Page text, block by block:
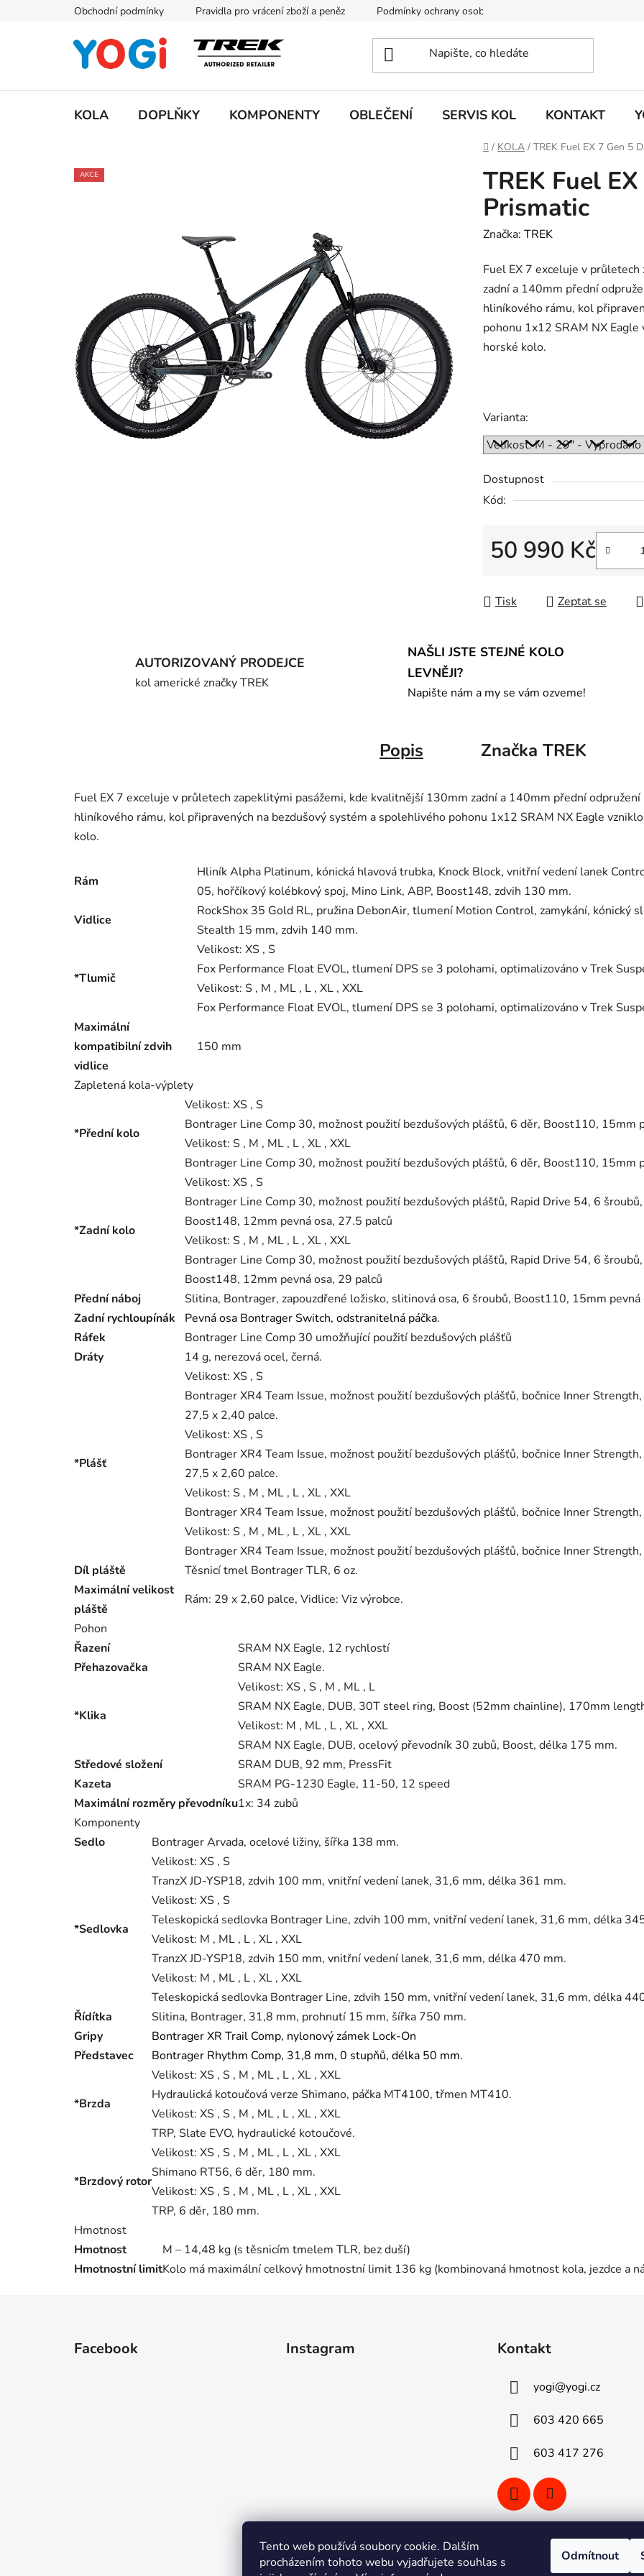
Tento web používá soubory cookie. Dalším
procházením tohoto webu vyjadřujete souhlas s
Odmítnout
Obchodní podmínky Pravidla pro vrácení zboží a peněz Podmínky ochrany osobních údajů
KOLA DOPLŇKY KOMPONENTY OBLEČENÍ SERVIS KOL KONTAKT
Domů
/ KOLA / TREK Fuel EX 7 Gen 5
TREK Fuel
Prismatic
Značka: TREK
Fuel EX 7 exceluje v
zadní a 140mm přední
hliníkového rámu, kol
pohonu 1x12 SRAM NX
horské kolo.
Varianta:
Dostupnost
Kód:
50 990 Kč
Tisk Zeptat se
AKCE
AUTORIZOVANÝ PRODEJCE
kol americké značky TREK
NAŠLI JSTE STEJNÉ KOLO
LEVNĚJI?
Napište nám a my se vám ozveme!
Popis Značka TREK
Fuel EX 7 exceluje v průletech zapeklitými pasážemi, kde kvalitnější 130mm zadní a 140mm přední
hliníkového rámu, kol připravených na bezdušový systém a spolehlivého pohonu 1x12 SRAM NX Eagle
kolo.
Rám
Hliník Alpha Platinum, kónická hlavová trubka, Knock Block, vnitřní vedení lanek
05, hořčíkový kolébkový spoj, Mino Link, ABP, Boost148, zdvih 130 mm.
Vidlice
RockShox 35 Gold RL, pružina DebonAir, tlumení Motion Control, zamykání, kónický
Stealth 15 mm, zdvih 140 mm.
*Tlumič
Velikost: XS , S
Fox Performance Float EVOL, tlumení DPS se 3 polohami, optimalizováno v Trek
Velikost: S , M , ML , L , XL , XXL
Fox Performance Float EVOL, tlumení DPS se 3 polohami, optimalizováno v Trek
Maximální
kompatibilní zdvih
vidlice
150 mm
Zapletená kola-výplety
*Přední kolo
Velikost: XS , S
Bontrager Line Comp 30, možnost použití bezdušových plášťů, 6 děr, Boost110, 15mm
Velikost: S , M , ML , L , XL , XXL
Bontrager Line Comp 30, možnost použití bezdušových plášťů, 6 děr, Boost110, 15mm
*Zadní kolo
Velikost: XS , S
Bontrager Line Comp 30, možnost použití bezdušových plášťů, Rapid Drive 54, 6
Boost148, 12mm pevná osa, 27.5 palců
Velikost: S , M , ML , L , XL , XXL
Bontrager Line Comp 30, možnost použití bezdušových plášťů, Rapid Drive 54, 6
Boost148, 12mm pevná osa, 29 palců
Přední náboj
Slitina, Bontrager, zapouzdřené ložisko, slitinová osa, 6 šroubů, Boost110, 15mm pevná
Zadní rychloupínák
Pevná osa Bontrager Switch, odstranitelná páčka.
Ráfek
Bontrager Line Comp 30 umožňující použití bezdušových plášťů
Dráty
14 g, nerezová ocel, černá.
*Plášť
Velikost: XS , S
Bontrager XR4 Team Issue, možnost použití bezdušových plášťů, bočnice Inner
27,5 x 2,40 palce.
Velikost: XS , S
Bontrager XR4 Team Issue, možnost použití bezdušových plášťů, bočnice Inner
27,5 x 2,60 palce.
Velikost: S , M , ML , L , XL , XXL
Bontrager XR4 Team Issue, možnost použití bezdušových plášťů, bočnice Inner
Velikost: S , M , ML , L , XL , XXL
Bontrager XR4 Team Issue, možnost použití bezdušových plášťů, bočnice Inner
Díl pláště
Těsnicí tmel Bontrager TLR, 6 oz.
Maximální velikost
pláště
Rám: 29 x 2,60 palce, Vidlice: Viz výrobce.
Pohon
Řazení
SRAM NX Eagle, 12 rychlostí
Přehazovačka
SRAM NX Eagle.
*Klika
Velikost: XS , S , M , ML , L
SRAM NX Eagle, DUB, 30T steel ring, Boost (52mm chainline), 170mm
Velikost: M , ML , L , XL , XXL
SRAM NX Eagle, DUB, ocelový převodník 30 zubů, Boost, délka 175 mm.
Středové složení
SRAM DUB, 92 mm, PressFit
Kazeta
SRAM PG-1230 Eagle, 11-50, 12 speed
Maximální rozměry převodníku1x: 34 zubů
Komponenty
Sedlo
Bontrager Arvada, ocelové ližiny, šířka 138 mm.
*Sedlovka
Velikost: XS , S
TranzX JD-YSP18, zdvih 100 mm, vnitřní vedení lanek, 31,6 mm, délka 361 mm.
Velikost: XS , S
Teleskopická sedlovka Bontrager Line, zdvih 100 mm, vnitřní vedení lanek, 31,6 mm, délka
Velikost: M , ML , L , XL , XXL
TranzX JD-YSP18, zdvih 150 mm, vnitřní vedení lanek, 31,6 mm, délka 470 mm.
Velikost: M , ML , L , XL , XXL
Teleskopická sedlovka Bontrager Line, zdvih 150 mm, vnitřní vedení lanek, 31,6 mm, délka
Řídítka
Slitina, Bontrager, 31,8 mm, prohnutí 15 mm, šířka 750 mm.
Gripy
Bontrager XR Trail Comp, nylonový zámek Lock-On
Představec
Bontrager Rhythm Comp, 31,8 mm, 0 stupňů, délka 50 mm.
*Brzda
Velikost: XS , S , M , ML , L , XL , XXL
Hydraulická kotoučová verze Shimano, páčka MT4100, třmen MT410.
Velikost: XS , S , M , ML , L , XL , XXL
TRP, Slate EVO, hydraulické kotoučové.
*Brzdový rotor
Velikost: XS , S , M , ML , L , XL , XXL
Shimano RT56, 6 děr, 180 mm.
Velikost: XS , S , M , ML , L , XL , XXL
TRP, 6 děr, 180 mm.
Hmotnost
Hmotnost
M – 14,48 kg (s těsnicím tmelem TLR, bez duší)
Hmotnostní limitKolo má maximální celkový hmotnostní limit 136 kg (kombinovaná hmotnost kola, jezdce a
Facebook Instagram Kontakt
yogi@yogi.cz
603 420 665
603 417 276